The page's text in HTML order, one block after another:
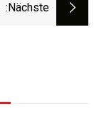
:nächste